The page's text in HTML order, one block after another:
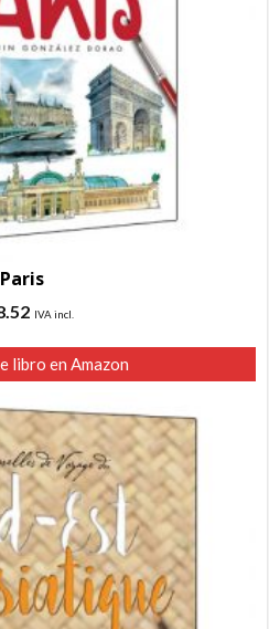
Paris
IVA incl.
libro en Amazon